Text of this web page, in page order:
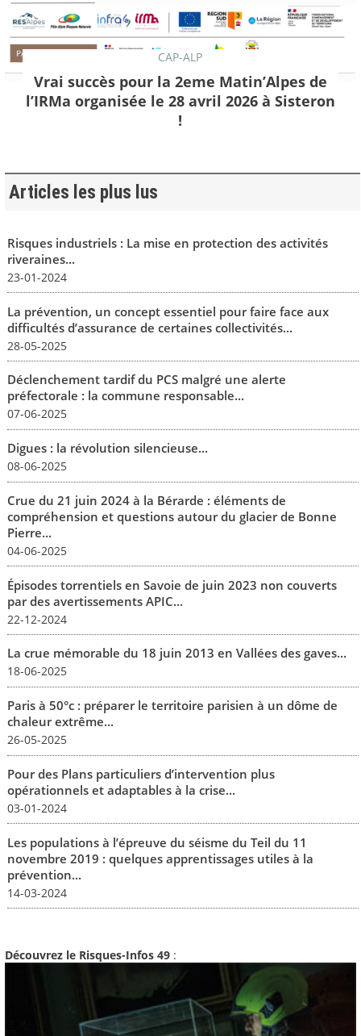
CAP-ALP
Vrai succès pour la 2eme Matin’Alpes de
l’IRMa organisée le 28 avril 2026 à Sisteron
!
Articles les plus lus
Risques industriels : La mise en protection des activités
riveraines...
23-01-2024
La prévention, un concept essentiel pour faire face aux
difficultés d’assurance de certaines collectivités...
28-05-2025
Déclenchement tardif du PCS malgré une alerte
préfectorale : la commune responsable...
07-06-2025
Digues : la révolution silencieuse...
08-06-2025
Crue du 21 juin 2024 à la Bérarde : éléments de
compréhension et questions autour du glacier de Bonne
Pierre...
04-06-2025
Épisodes torrentiels en Savoie de juin 2023 non couverts
par des avertissements APIC...
22-12-2024
La crue mémorable du 18 juin 2013 en Vallées des gaves...
18-06-2025
Paris à 50°c : préparer le territoire parisien à un dôme de
chaleur extrême...
26-05-2025
Pour des Plans particuliers d’intervention plus
opérationnels et adaptables à la crise...
03-01-2024
Les populations à l’épreuve du séisme du Teil du 11
novembre 2019 : quelques apprentissages utiles à la
prévention...
14-03-2024
Découvrez le Risques-Infos 49 :